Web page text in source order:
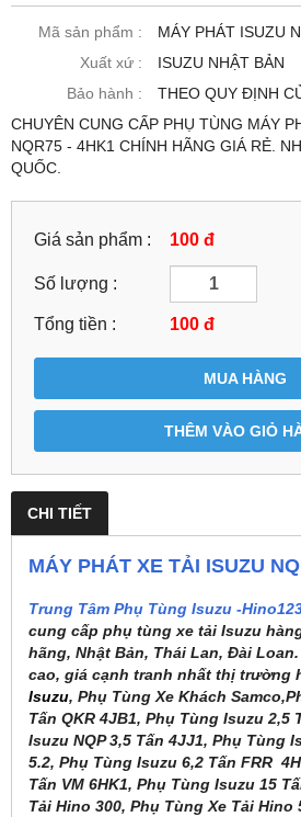
Mã sản phẩm :
MÁY PHÁT ISUZU
Xuất xứ :
ISUZU NHẬT BẢN
Bảo hành :
THEO QUY ĐỊNH
CHUYÊN CUNG CẤP PHỤ TÙNG MÁY
NQR75 - 4HK1 CHÍNH HÃNG GIÁ RẺ.
QUỐC.
Giá sản phẩm : 100 đ
Số lượng :
Tổng tiền : 100 đ
MUA HÀNG
THÊM VÀO GIỎ
CHI TIẾT
MÁY PHÁT XE TẢI ISUZU
Trung Tâm Phụ Tùng Isuzu -
cung cấp phụ tùng xe tải Isuzu
hãng, Nhật Bản, Thái Lan, Đài
cao, giá cạnh tranh nhất thị trường
Isuzu, Phụ Tùng Xe Khách
Tấn QKR 4JB1, Phụ Tùng Isuzu 2,5
Isuzu NQP 3,5 Tấn 4JJ1, Phụ Tùng
5.2, Phụ Tùng Isuzu 6,2 Tấn FRR
Tấn VM 6HK1, Phụ Tùng Isuzu 15
Tải Hino 300, Phụ Tùng Xe Tải Hino